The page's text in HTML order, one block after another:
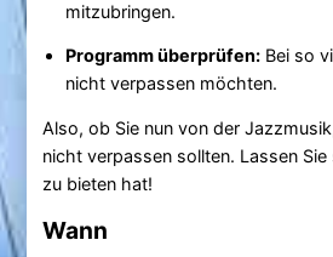
mitzubringen.
Programm überprüfen:Bei so
nicht verpassen möchten.
Also, ob Sie nun von der
nicht verpassen sollten. Lassen
zu bieten hat!
Wann